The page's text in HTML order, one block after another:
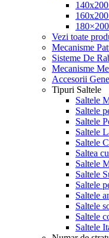
Vezi toate
Mecanisme
Sisteme De
Mecanisme
Accesorii
Tipuri Saltele
Saltele
Saltele
Saltele
Saltele
Saltele
Saltea
Saltele
Saltele
Saltele
Saltele
Saltele
Saltele
Saltele